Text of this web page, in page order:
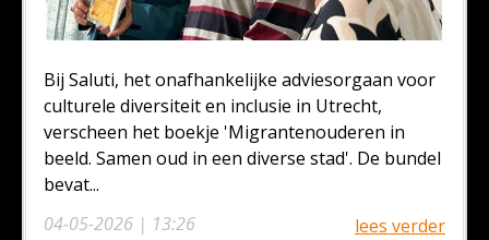
04-05-2026 | 13:26
Bij Saluti, het onafhankelijke adviesorgaan voor
culturele diversiteit en inclusie in Utrecht,
verscheen het boekje 'Migrantenouderen in
beeld. Samen oud in een diverse stad'. De bundel
bevat...
lees verder